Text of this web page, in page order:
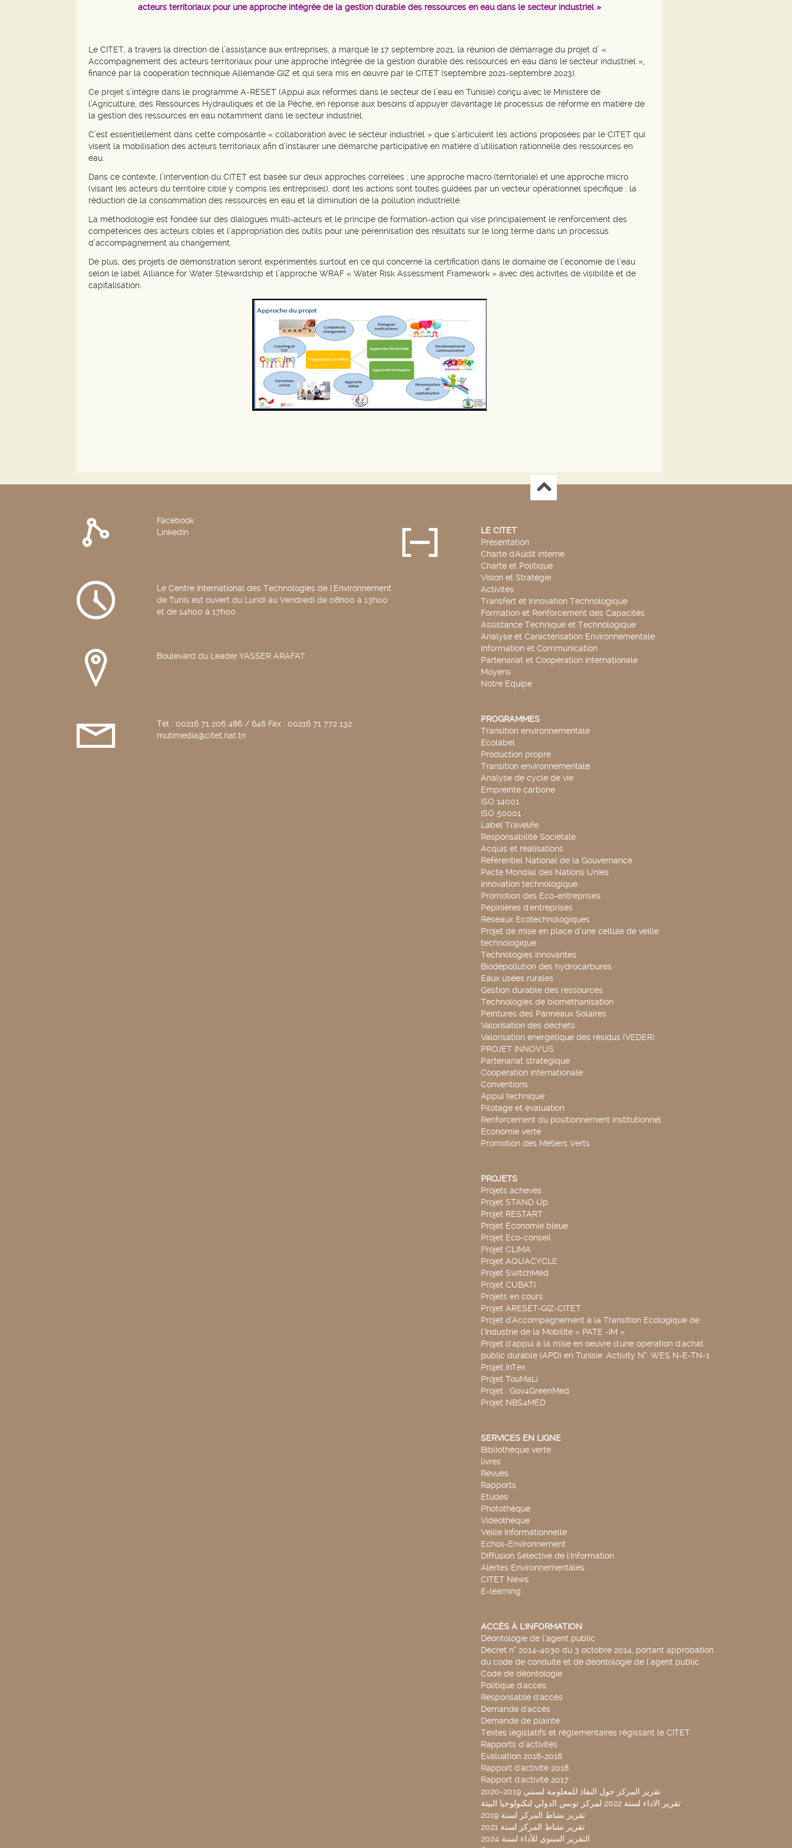
acteurs territoriaux pour une approche intégrée de la gestion durable des ressources en eau dans le secteur industriel »
Le CITET, à travers la direction de l’assistance aux entreprises, a marqué le 17 septembre 2021, la réunion de démarrage du projet d’ «
Accompagnement des acteurs territoriaux pour une approche intégrée de la gestion durable des ressources en eau dans le secteur industriel »,
financé par la coopération technique Allemande GIZ et qui sera mis en œuvre par le CITET (septembre 2021-septembre 2023).
Ce projet s’intègre dans le programme A-RESET (Appui aux réformes dans le secteur de l’eau en Tunisie) conçu avec le Ministère de
l’Agriculture, des Ressources Hydrauliques et de la Pêche, en réponse aux besoins d’appuyer davantage le processus de réforme en matière de
la gestion des ressources en eau notamment dans le secteur industriel.
C’est essentiellement dans cette composante « collaboration avec le secteur industriel » que s’articulent les actions proposées par le CITET qui
visent la mobilisation des acteurs territoriaux afin d’instaurer une démarche participative en matière d’utilisation rationnelle des ressources en
eau.
Dans ce contexte, l’intervention du CITET est basée sur deux approches corrélées ; une approche macro (territoriale) et une approche micro
(visant les acteurs du territoire cible y compris les entreprises), dont les actions sont toutes guidées par un vecteur opérationnel spécifique : la
réduction de la consommation des ressources en eau et la diminution de la pollution industrielle.
La méthodologie est fondée sur des dialogues multi-acteurs et le principe de formation-action qui vise principalement le renforcement des
compétences des acteurs cibles et l’appropriation des outils pour une pérennisation des résultats sur le long terme dans un processus
d’accompagnement au changement.
De plus, des projets de démonstration seront expérimentés surtout en ce qui concerne la certification dans le domaine de l’économie de l’eau
selon le label Alliance for Water Stewardship et l’approche WRAF « Water Risk Assessment Framework » avec des activités de visibilité et de
capitalisation.
Facebook
LinkedIn
Le Centre International des Technologies de l'Environnement
de Tunis est ouvert du Lundi au Vendredi de 08h00 à 13h00
et de 14h00 à 17h00
Boulevard du Leader YASSER ARAFAT
Tél : 00216 71 206 486 / 646 Fax : 00216 71 772 132
mutimedia@citet.nat.tn
LE CITET
Présentation
Charte d'Audit interne
Charte et Politique
Vision et Stratégie
Activités
Transfert et Innovation Technologique
Formation et Renforcement des Capacités
Assistance Technique et Technologique
Analyse et Caractérisation Environnementale
Information et Communication
Partenariat et Coopération Internationale
Moyens
Notre Equipe
PROGRAMMES
Transition environnementale
Ecolabel
Production propre
Transition environnementale
Analyse de cycle de vie
Empreinte carbone
ISO 14001
ISO 50001
Label Travelife
Responsabilité Sociétale
Acquis et réalisations
Référentiel National de la Gouvernance
Pacte Mondial des Nations Unies
Innovation technologique
Promotion des Eco-entreprises
Pépinières d'entreprises
Réseaux Ecotechnologiques
Projet de mise en place d’une cellule de veille
technologique
Technologies innovantes
Biodépollution des hydrocarbures
Eaux usées rurales
Gestion durable des ressources
Technologies de biométhanisation
Peintures des Panneaux Solaires
Valorisation des déchets
Valorisation énergétique des résidus (VEDER)
PROJET INNOV'US
Partenariat stratégique
Coopération internationale
Conventions
Appui technique
Pilotage et évaluation
Renforcement du positionnement institutionnel
Economie verte
Promotion des Métiers Verts
PROJETS
Projets achevés
Projet STAND Up
Projet RESTART
Projet Economie bleue
Projet Eco-conseil
Projet CLIMA
Projet AQUACYCLE
Projet SwitchMed
Projet CUBATI
Projets en cours
Projet ARESET-GIZ-CITET
Projet d’Accompagnement à la Transition Ecologique de
l’Industrie de la Mobilité « PATE -IM »
Projet d'appui à la mise en oeuvre d'une opération d'achat
public durable (APD) en Tunisie :Activity N°: WES N-E-TN-1
Projet InTex
Projet TouMaLi
Projet : Gov4GreenMed
Projet NBS4MED
SERVICES EN LIGNE
Bibliothèque verte
livres
Revues
Rapports
Etudes
Photothèque
Vidéothèque
Veille Informationnelle
Echos-Environnement
Diffusion Sélective de l'Information
Alertes Environnementales
CITET News
E-learning
ACCÈS À L'INFORMATION
Déontologie de l’agent public
Décret n° 2014-4030 du 3 octobre 2014, portant approbation
du code de conduite et de déontologie de l’agent public
Code de déontologie
Politique d'accès
Responsable d'accès
Demande d'accès
Demande de plainte
Textes législatifs et réglementaires régissant le CITET
Rapports d’activités
Evaluation 2016-2018
Rapport d'activité 2018
Rapport d'activité 2017
تقرير المركز حول النفاذ للمعلومة لسنتي 2019-2020
تقرير الاداء لسنة 2022 لمركز تونس الدولي لتكنولوجيا البيئة
تقرير نشاط المركز لسنة 2019
تقرير نشاط المركز لسنة 2021
التقرير السنوي للأداء لسنة 2024